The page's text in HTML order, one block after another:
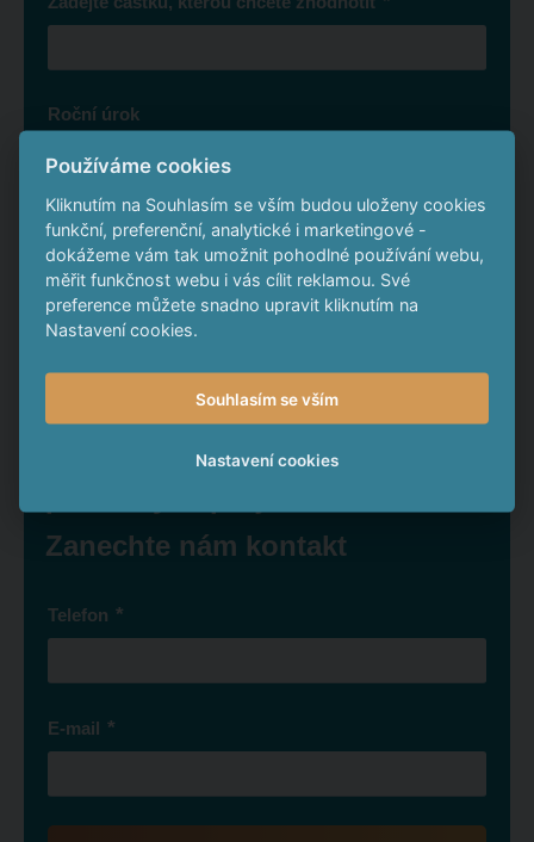
Roční úrok
Své finance byste za 4 roky zhodnotili o
To je o
Chcete také vydělat na
Zanechte nám kontakt
Telefon *
E-mail *
Používáme cookies
Kliknutím na Souhlasím se vším budou uloženy cookies
funkční, preferenční, analytické i marketingové -
dokážeme vám tak umožnit pohodlné používání webu,
měřit funkčnost webu i vás cílit reklamou. Své
preference můžete snadno upravit kliknutím na
Nastavení cookies.
Souhlasím se vším
Nastavení cookies